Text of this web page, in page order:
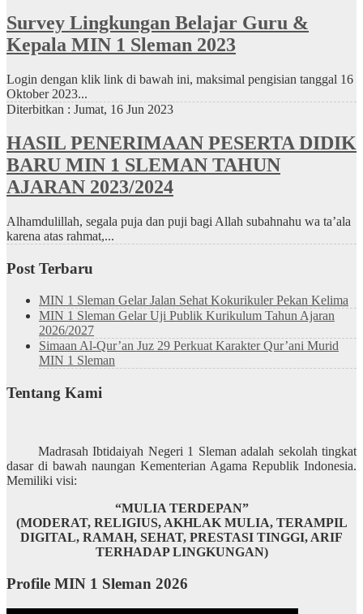
Survey Lingkungan Belajar Guru &
Kepala MIN 1 Sleman 2023
Login dengan klik link di bawah ini, maksimal pengisian tanggal 16
Oktober 2023...
Diterbitkan : Jumat, 16 Jun 2023
HASIL PENERIMAAN PESERTA DIDIK
BARU MIN 1 SLEMAN TAHUN
AJARAN 2023/2024
Alhamdulillah, segala puja dan puji bagi Allah subahnahu wa ta’ala
karena atas rahmat,...
Post Terbaru
MIN 1 Sleman Gelar Jalan Sehat Kokurikuler Pekan Kelima
MIN 1 Sleman Gelar Uji Publik Kurikulum Tahun Ajaran
2026/2027
Simaan Al-Qur’an Juz 29 Perkuat Karakter Qur’ani Murid
MIN 1 Sleman
Tentang Kami
Madrasah Ibtidaiyah Negeri 1 Sleman adalah sekolah tingkat
dasar di bawah naungan Kementerian Agama Republik Indonesia.
Memiliki visi:
“MULIA TERDEPAN”
(MODERAT, RELIGIUS, AKHLAK MULIA, TERAMPIL
DIGITAL, RAMAH, SEHAT, PRESTASI TINGGI, ARIF
TERHADAP LINGKUNGAN)
Profile MIN 1 Sleman 2026